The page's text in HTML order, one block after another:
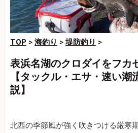
TOP > 海釣り >堤防釣り >
表浜名湖のクロダイをフカ
【タックル・エサ・速い潮
説】
北西の季節風が強く吹きつける厳寒